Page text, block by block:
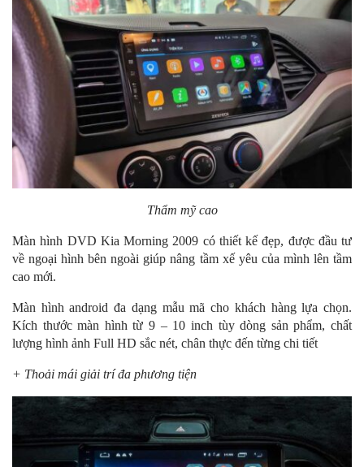
Thẩm mỹ cao
Màn hình DVD Kia Morning 2009 có thiết kế đẹp, được đầu tư
về ngoại hình bên ngoài giúp nâng tầm xế yêu của mình lên tầm
cao mới.
Màn hình android đa dạng mẫu mã cho khách hàng lựa chọn.
Kích thước màn hình từ 9 – 10 inch tùy dòng sản phẩm, chất
lượng hình ảnh Full HD sắc nét, chân thực đến từng chi tiết
+ Thoải mái giải trí đa phương tiện